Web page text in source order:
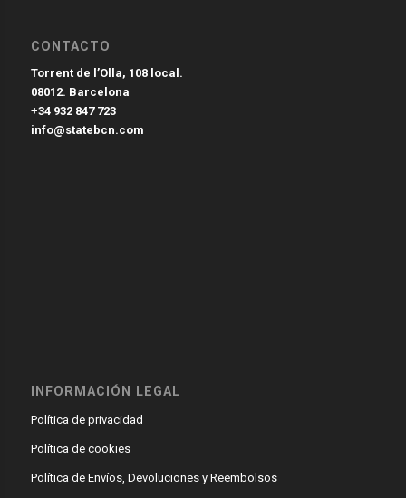
CONTACTO
Torrent de l’Olla, 108 local.
08012. Barcelona
+34 932 847 723
info@statebcn.com
INFORMACIÓN LEGAL
Política de privacidad
Política de cookies
Política de Envíos, Devoluciones y Reembolsos